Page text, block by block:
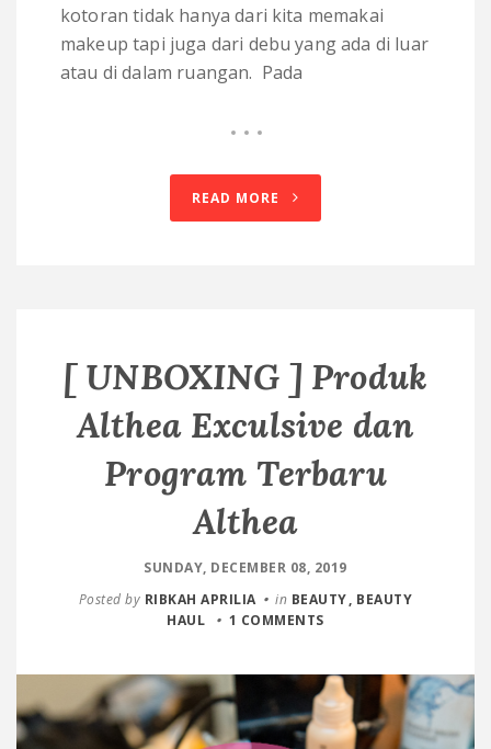
kotoran tidak hanya dari kita memakai
makeup tapi juga dari debu yang ada di luar
atau di dalam ruangan. Pada
READ MORE
[ UNBOXING ] Produk
Althea Exculsive dan
Program Terbaru
Althea
SUNDAY, DECEMBER 08, 2019
Posted by RIBKAH APRILIA in BEAUTY BEAUTY
HAUL
1 COMMENTS